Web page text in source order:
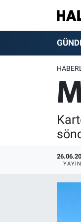
GÜNDEM
SAKARYA
SİYASET
EKONOMİ
Adapazarı
Adapazarı
Süper Lig
Tüm
Son Dakika